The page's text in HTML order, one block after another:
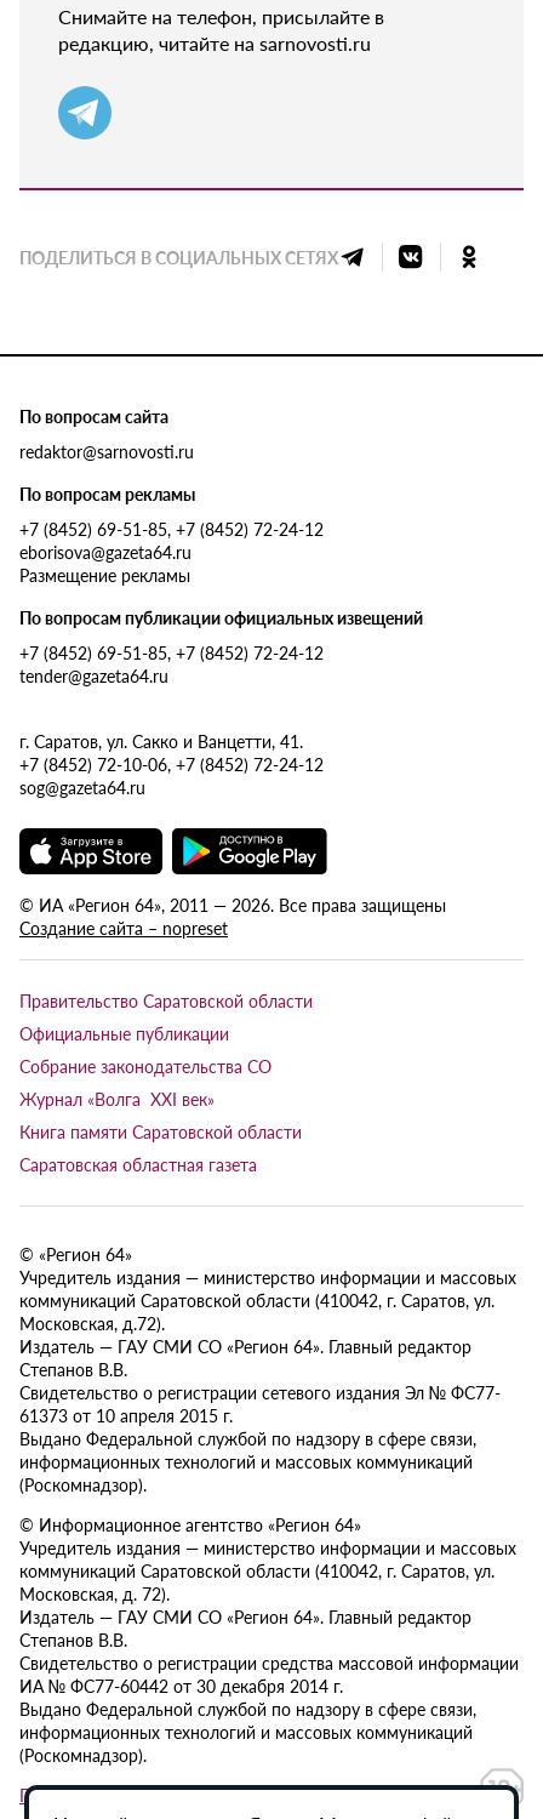
Снимайте на телефон, присылайте в
редакцию, читайте на sarnovosti.ru
ПОДЕЛИТЬСЯ В СОЦИАЛЬНЫХ СЕТЯХ
По вопросам сайта
redaktor@sarnovosti.ru
По вопросам рекламы
+7 (8452) 69-51-85, +7 (8452) 72-24-12
eborisova@gazeta64.ru
Размещение рекламы
По вопросам публикации официальных извещений
+7 (8452) 69-51-85, +7 (8452) 72-24-12
tender@gazeta64.ru
г. Саратов, ул. Сакко и Ванцетти, 41.
+7 (8452) 72-10-06, +7 (8452) 72-24-12
sog@gazeta64.ru
© ИА «Регион 64», 2011 — 2026. Все права защищены
Создание сайта – nopreset
Правительство Саратовской области
Официальные публикации
Собрание законодательства СО
Журнал «Волга XXI век»
Книга памяти Саратовской области
Саратовская областная газета
© «Регион 64»
Учредитель издания — министерство информации и массовых
коммуникаций Саратовской области (410042, г. Саратов, ул.
Московская, д.72).
Издатель — ГАУ СМИ СО «Регион 64». Главный редактор
Степанов В.В.
Свидетельство о регистрации сетевого издания Эл № ФС77-
61373 от 10 апреля 2015 г.
Выдано Федеральной службой по надзору в сфере связи,
информационных технологий и массовых коммуникаций
(Роскомнадзор).
© Информационное агентство «Регион 64»
Учредитель издания — министерство информации и массовых
коммуникаций Саратовской области (410042, г. Саратов, ул.
Московская, д. 72).
Издатель — ГАУ СМИ СО «Регион 64». Главный редактор
Степанов В.В.
Свидетельство о регистрации средства массовой информации
ИА № ФС77-60442 от 30 декабря 2014 г.
Выдано Федеральной службой по надзору в сфере связи,
информационных технологий и массовых коммуникаций
(Роскомнадзор).
Политика в отношении обработки персональных данных